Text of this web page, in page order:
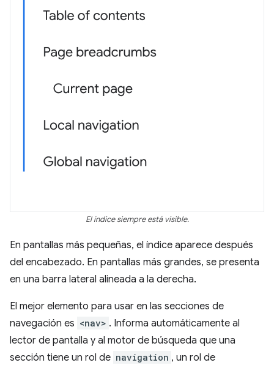
El índice siempre está visible.
En pantallas más pequeñas, el índice aparece después
del encabezado. En pantallas más grandes, se presenta
en una barra lateral alineada a la derecha.
El mejor elemento para usar en las secciones de
navegación es <nav> . Informa automáticamente al
lector de pantalla y al motor de búsqueda que una
sección tiene un rol de navigation , un rol de